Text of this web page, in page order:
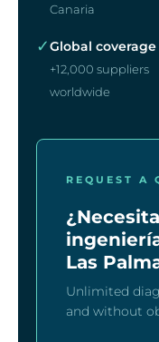
Canaria
✓Global coverage
+12,000 suppliers
worldwide
REQUEST A
Las
Unlimited
and without